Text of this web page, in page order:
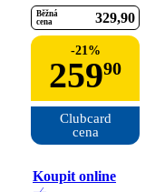
Běžná
cena
329 90
-21%
25990
Clubcard
cena
Koupit online